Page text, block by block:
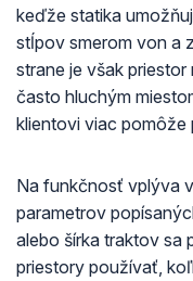
keďže statika
stĺpov smerom von a
strane je však
často hluchým
klientovi viac pomôže
Na funkčnosť vplýva
parametrov
alebo šírka traktov sa
priestory používať,